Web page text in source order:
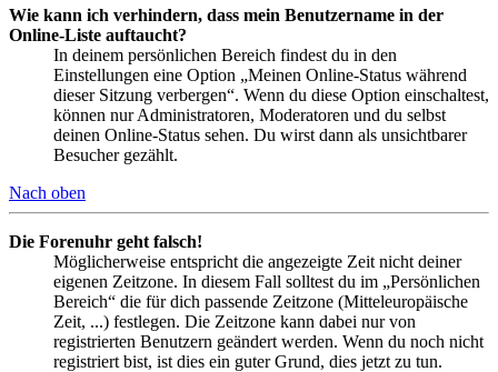
Wie kann ich verhindern, dass mein Benutzername in der
Online-Liste auftaucht?
In deinem persönlichen Bereich findest du in den
Einstellungen eine Option „Meinen Online-Status während
dieser Sitzung verbergen“. Wenn du diese Option einschaltest,
können nur Administratoren, Moderatoren und du selbst
deinen Online-Status sehen. Du wirst dann als unsichtbarer
Besucher gezählt.
Nach oben
Die Forenuhr geht falsch!
Möglicherweise entspricht die angezeigte Zeit nicht deiner
eigenen Zeitzone. In diesem Fall solltest du im „Persönlichen
Bereich“ die für dich passende Zeitzone (Mitteleuropäische
Zeit, ...) festlegen. Die Zeitzone kann dabei nur von
registrierten Benutzern geändert werden. Wenn du noch nicht
registriert bist, ist dies ein guter Grund, dies jetzt zu tun.